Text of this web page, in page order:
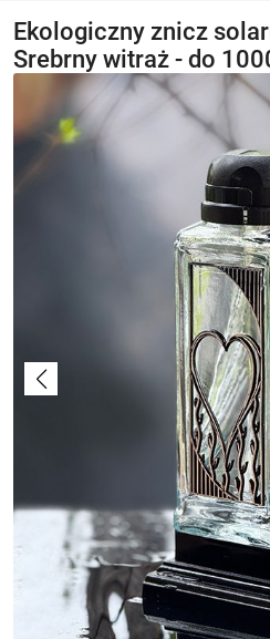
Ekologiczny znicz
Srebrny witraż - do